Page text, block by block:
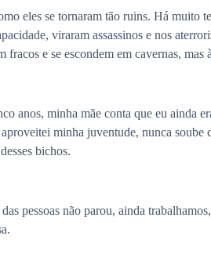
eles se tornaram tão ruins. Há muito
viraram assassinos e nos
fracos e se escondem em cavernas,
anos, minha mãe conta que eu ainda
minha juventude, nunca
bichos.
pessoas não parou, ainda